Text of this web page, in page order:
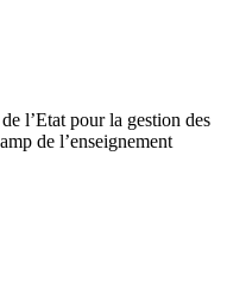
l’Etat pour la gestion des
de l’enseignement